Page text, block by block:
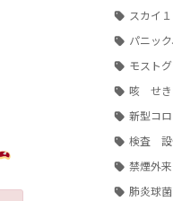
スカイ１
パニッ
モスト
咳 せき
新型コ
検査
禁煙外
肺炎球